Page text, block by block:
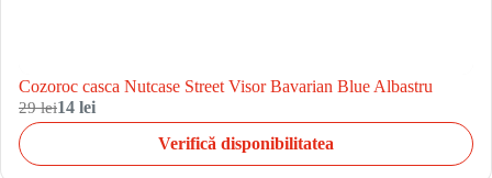
Cozoroc casca Nutcase Street Visor Bavarian Blue Albastru
29 lei14 lei
Verifică disponibilitatea